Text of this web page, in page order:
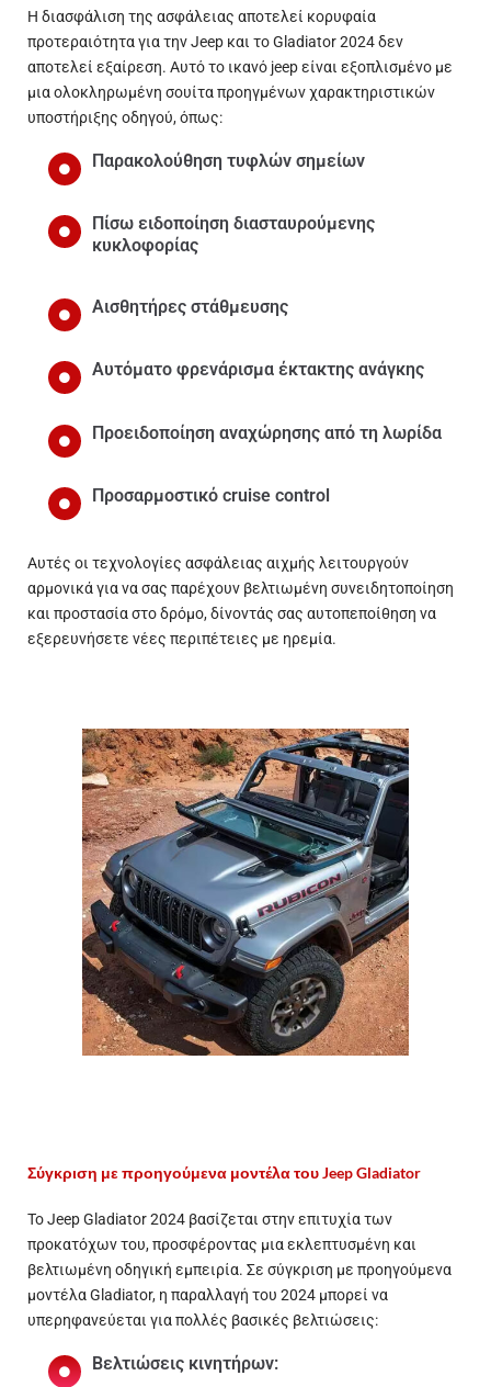
Η διασφάλιση της ασφάλειας αποτελεί κορυφαία
προτεραιότητα για την Jeep και το Gladiator 2024 δεν
αποτελεί εξαίρεση. Αυτό το ικανό jeep είναι εξοπλισμένο με
μια ολοκληρωμένη σουίτα προηγμένων χαρακτηριστικών
υποστήριξης οδηγού, όπως:
Παρακολούθηση τυφλών σημείων
Πίσω ειδοποίηση διασταυρούμενης
κυκλοφορίας
Αισθητήρες στάθμευσης
Αυτόματο φρενάρισμα έκτακτης ανάγκης
Προειδοποίηση αναχώρησης από τη λωρίδα
Προσαρμοστικό cruise control
Αυτές οι τεχνολογίες ασφάλειας αιχμής λειτουργούν
αρμονικά για να σας παρέχουν βελτιωμένη συνειδητοποίηση
και προστασία στο δρόμο, δίνοντάς σας αυτοπεποίθηση να
εξερευνήσετε νέες περιπέτειες με ηρεμία.
Σύγκριση με προηγούμενα μοντέλα του Jeep Gladiator
Το Jeep Gladiator 2024 βασίζεται στην επιτυχία των
προκατόχων του, προσφέροντας μια εκλεπτυσμένη και
βελτιωμένη οδηγική εμπειρία. Σε σύγκριση με προηγούμενα
μοντέλα Gladiator, η παραλλαγή του 2024 μπορεί να
υπερηφανεύεται για πολλές βασικές βελτιώσεις:
Βελτιώσεις κινητήρων: